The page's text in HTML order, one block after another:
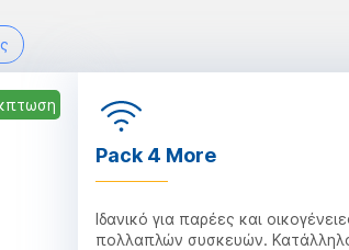
Pack 4 More
Ιδανικό για παρέες και
πολλαπλών συσκευών.